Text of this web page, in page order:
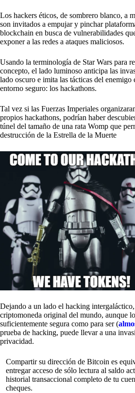
Los hackers éticos, de sombrero blanco, a
son invitados a empujar y pinchar
blockchain en busca de vulnerabilidades
exponer a las redes a ataques maliciosos.
Usando la terminología de Star Wars para
concepto, el lado luminoso anticipa las
lado oscuro e imita las tácticas del enemigo
entorno seguro: los hackathons.
Tal vez si las Fuerzas Imperiales
propios hackathons, podrían haber
túnel del tamaño de una rata Womp que
destrucción de la Estrella de la Muerte
Dejando a un lado el hacking
criptomoneda original del mundo, aunque lo
suficientemente segura como para ser (
prueba de hacking, puede llevar a una
privacidad.
Compartir su dirección de Bitcoin es
entregar acceso de sólo lectura al saldo
historial transaccional completo de tu
cheques.